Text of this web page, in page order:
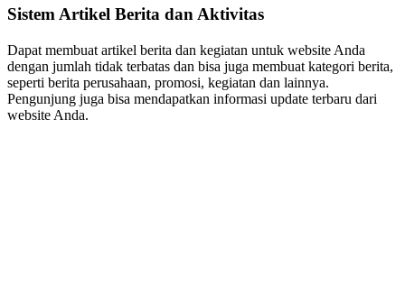
Sistem Artikel Berita dan Aktivitas
Dapat membuat artikel berita dan kegiatan untuk website Anda
dengan jumlah tidak terbatas dan bisa juga membuat kategori berita,
seperti berita perusahaan, promosi, kegiatan dan lainnya.
Pengunjung juga bisa mendapatkan informasi update terbaru dari
website Anda.